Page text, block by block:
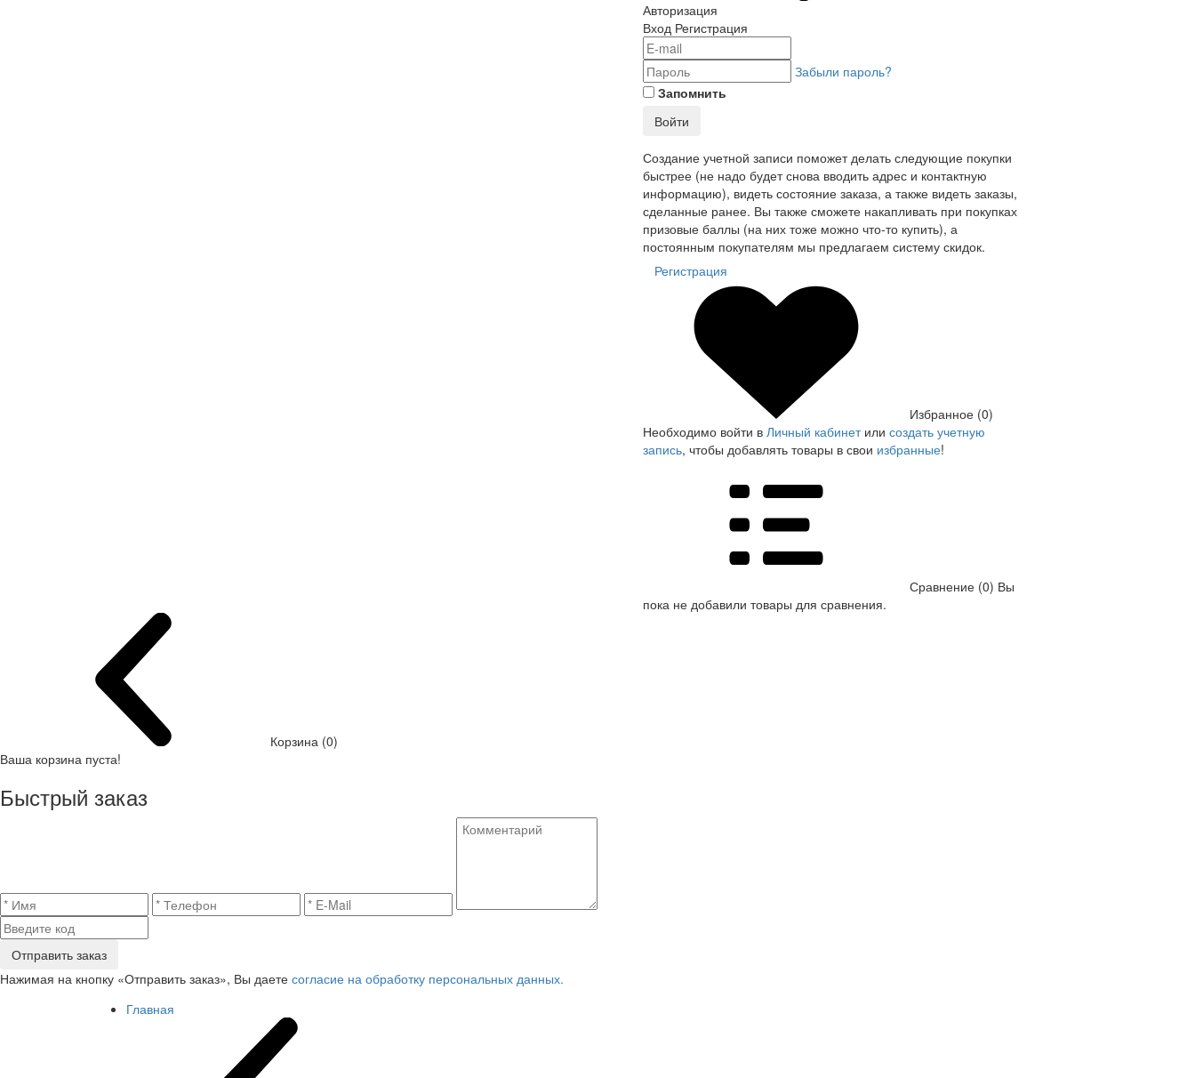
Авторизация
Вход Регистрация
Забыли пароль?
Запомнить
Войти
Создание учетной записи поможет делать следующие покупки
быстрее (не надо будет снова вводить адрес и контактную
информацию), видеть состояние заказа, а также видеть заказы,
сделанные ранее. Вы также сможете накапливать при покупках
призовые баллы (на них тоже можно что-то купить), а
постоянным покупателям мы предлагаем систему скидок.
Регистрация
Избранное (0)
Необходимо войти в Личный кабинетили создать учетную
запись, чтобы добавлять товары в свои избранные!
Сравнение (0) Вы
пока не добавили товары для сравнения.
Корзина (0)
Ваша корзина пуста!
Быстрый заказ
Отправить заказ
Нажимая на кнопку «Отправить заказ», Вы даете согласие на обработку персональных данных.
Главная